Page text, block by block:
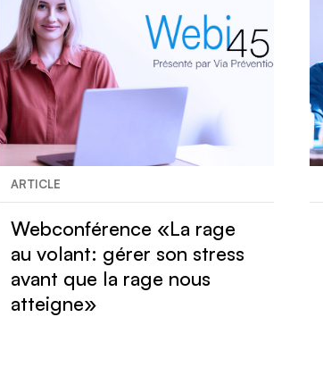
ARTICLE
Webconférence «La rage
au volant: gérer son stress
avant que la rage nous
atteigne»